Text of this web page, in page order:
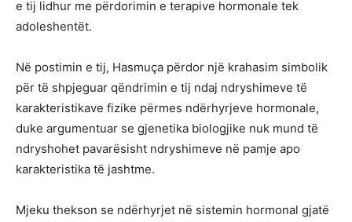
e tij lidhur me përdorimin e terapive hormonale tek
adoleshentët.
Në postimin e tij, Hasmuça përdor një krahasim simbolik
për të shpjeguar qëndrimin e tij ndaj ndryshimeve të
karakteristikave fizike përmes ndërhyrjeve hormonale,
duke argumentuar se gjenetika biologjike nuk mund të
ndryshohet pavarësisht ndryshimeve në pamje apo
karakteristika të jashtme.
Mjeku thekson se ndërhyrjet në sistemin hormonal gjatë